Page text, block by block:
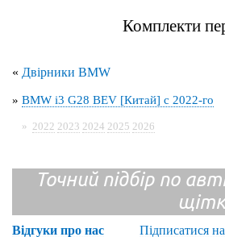
Комплекти
« Двірники BMW
» BMW i3 G28 BEV [Китай] с 2022-го
» 2022 2023 2024 2025 2026
Точний підбір по
Відгуки про нас Підписатися